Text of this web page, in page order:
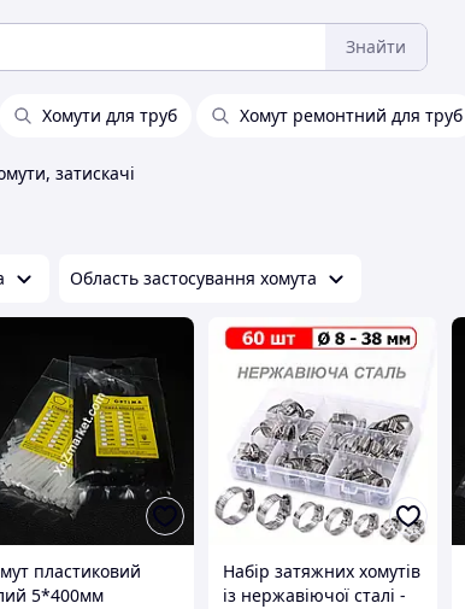
Знайти
Хомути для труб Хомут ремонтний для труб
затискачі
Область застосування хомута
пластиковий
5*400мм
Набір затяжних хомутів
із нержавіючої сталі -